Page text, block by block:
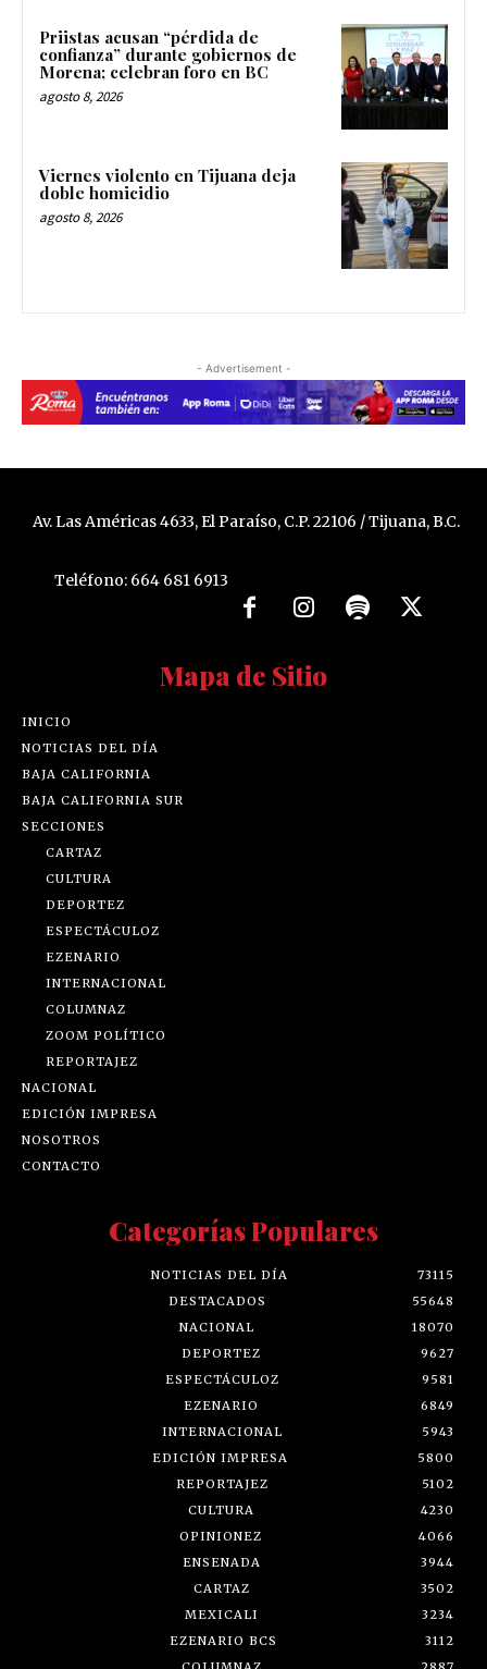
Priistas acusan “pérdida de
confianza” durante gobiernos de
Morena; celebran foro en BC
agosto 8, 2026
Viernes violento en Tijuana deja
doble homicidio
agosto 8, 2026
- Advertisement -
Av. Las Américas 4633, El Paraíso, C.P. 22106 / Tijuana, B.C.
Teléfono: 664 681 6913
Mapa de Sitio
INICIO
NOTICIAS DEL DÍA
BAJA CALIFORNIA
BAJA CALIFORNIA SUR
SECCIONES
CARTAZ
CULTURA
DEPORTEZ
ESPECTÁCULOZ
EZENARIO
INTERNACIONAL
COLUMNAZ
ZOOM POLÍTICO
REPORTAJEZ
NACIONAL
EDICIÓN IMPRESA
NOSOTROS
CONTACTO
Categorías Populares
NOTICIAS DEL DÍA
73115
DESTACADOS
55648
NACIONAL
18070
DEPORTEZ
9627
ESPECTÁCULOZ
9581
EZENARIO
6849
INTERNACIONAL
5943
EDICIÓN IMPRESA
5800
REPORTAJEZ
5102
CULTURA
4230
OPINIONEZ
4066
ENSENADA
3944
CARTAZ
3502
MEXICALI
3234
EZENARIO BCS
3112